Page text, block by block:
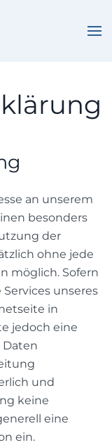
an unserem
besonders
der
ohne jede
möglich. Sofern
unseres
in
jedoch eine
Daten
und
keine
eine
ein.